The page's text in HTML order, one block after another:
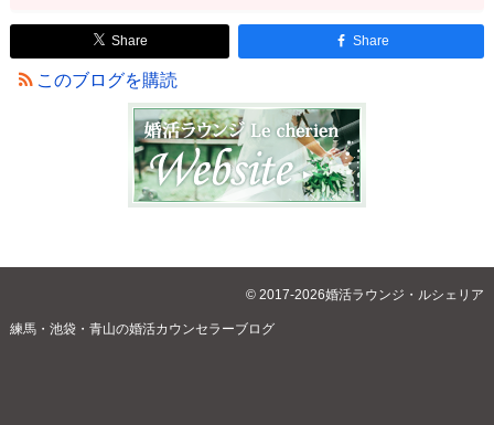
Share Share
このブログを購読
© 2017-2026婚活ラウンジ・ルシェリア
練馬・池袋・青山の婚活カウンセラーブログ